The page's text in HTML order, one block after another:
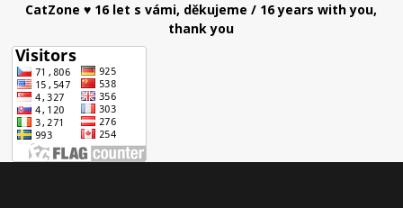
CatZone ♥ 16 let s vámi, děkujeme / 16 years with you,
thank you